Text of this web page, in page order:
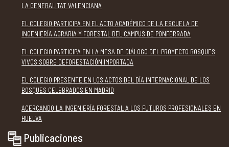
LA GENERALITAT VALENCIANA
EL COLEGIO PARTICIPA EN EL ACTO ACADÉMICO DE LA ESCUELA DE
INGENIERÍA AGRARIA Y FORESTAL DEL CAMPUS DE PONFERRADA
EL COLEGIO PARTICIPA EN LA MESA DE DIÁLOGO DEL PROYECTO BOSQUES
VIVOS SOBRE DEFORESTACIÓN IMPORTADA
EL COLEGIO PRESENTE EN LOS ACTOS DEL DÍA INTERNACIONAL DE LOS
BOSQUES CELEBRADOS EN MADRID
ACERCANDO LA INGENIERÍA FORESTAL A LOS FUTUROS PROFESIONALES EN
HUELVA
Publicaciones